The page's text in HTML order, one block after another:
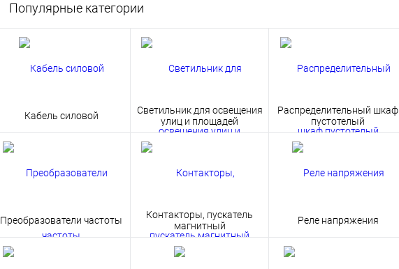
Купить в 1 клик Сравнение Сравнение
Популярные категории
Кабель силовой
Светильник для освещения
улиц и площадей
Распределительный шкаф
пустотелый
Преобразователи частоты
Контакторы, пускатель
магнитный
Реле напряжения